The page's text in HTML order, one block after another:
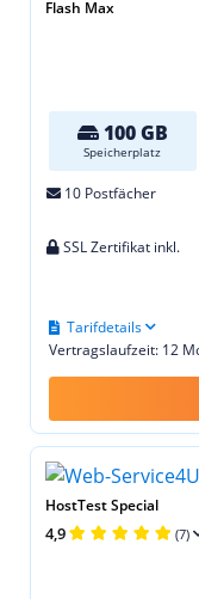
Flash Max
100 GB
Speicherplatz
10 Postfächer
SSL Zertifikat inkl.
Vertragslaufzeit: 12
Tarifdetails
HostTest Special
4,9 (7)